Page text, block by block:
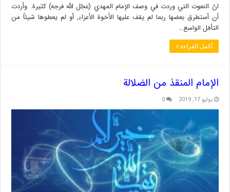
انّ النعوت التي وردت في وصف الإمام المهدي (عجّل الله فرجه) كثيرة. وأردت
أن أستطرق بعضها ربما لم يقف عليها الأخوة الأعزاء, أو لم يعطوها شيئاً من
التأمّل الواسع…
أكمل القراءة »
الإمام المنقذ من الضلالة
يوليو 17, 2019 0